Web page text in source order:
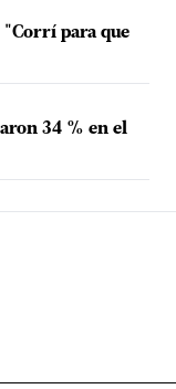
para que
34 % en el